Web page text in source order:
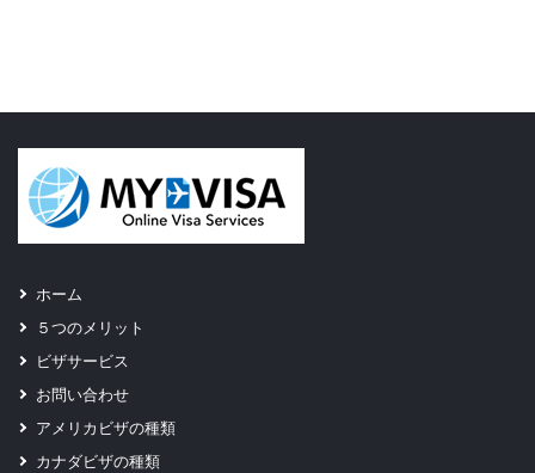
ホーム
５つのメリット
ビザサービス
お問い合わせ
アメリカビザの種類
カナダビザの種類